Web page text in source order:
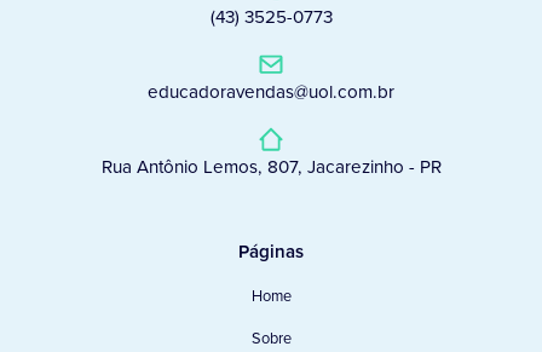
(43) 3525-0773
educadoravendas@uol.com.br
Rua Antônio Lemos, 807, Jacarezinho - PR
Páginas
Home
Sobre